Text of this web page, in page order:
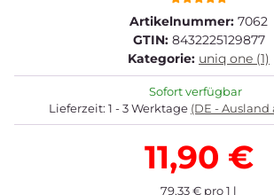
Artikelnummer: 7062
GTIN: 8432225129877
Kategorie: uniq one (1)
Sofort verfügbar
Lieferzeit: 1 - 3 Werktage (DE -
11,90 €
79,33 € pro 1 l